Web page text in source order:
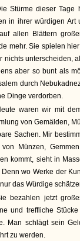
Stürme dieser
in ihrer würdigen Art
allen Blättern
mehr. Sie spielen
nichts unterscheiden,
aber so bunt als
durch
Dinge verdorben.
waren wir mit
von Gemälden,
Sachen. Mir
von Münzen,
kommt, sieht in
Denn wo Werke der
das Würdige
bezahlen jetzt
und treffliche
Man schlägt sein
zu werden.